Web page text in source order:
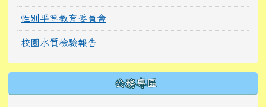
性別平等教育委員會
校園水質檢驗報告
公務專區